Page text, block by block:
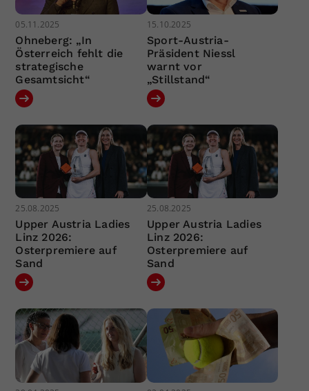
05.11.2025
Ohneberg: „In
Österreich fehlt die
strategische
Gesamtsicht“
15.10.2025
Sport-Austria-
Präsident Niessl
warnt vor
„Stillstand“
25.08.2025
Upper Austria Ladies
Linz 2026:
Osterpremiere auf
Sand
25.08.2025
Upper Austria Ladies
Linz 2026:
Osterpremiere auf
Sand